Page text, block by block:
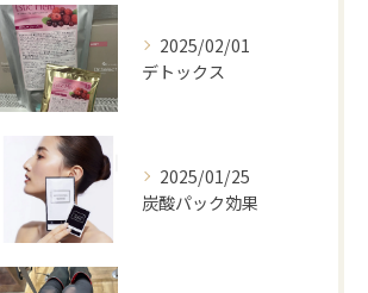
2025/02/01
デトックス
2025/01/25
炭酸パック効果